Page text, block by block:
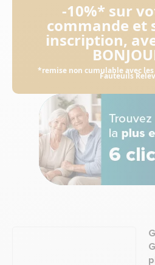
-10%* sur
commande et
inscription,
*remise non cumulable avec
Fauteuils